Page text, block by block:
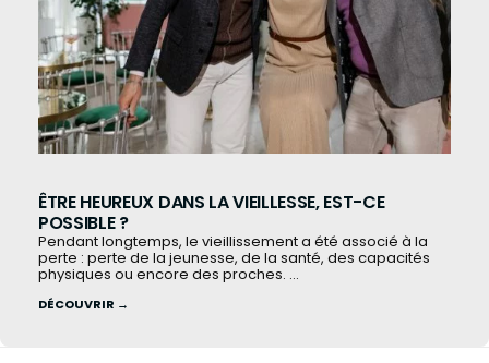
ÊTRE HEUREUX DANS LA VIEILLESSE, EST-CE
POSSIBLE ?
Pendant longtemps, le vieillissement a été associé à la
perte : perte de la jeunesse, de la santé, des capacités
physiques ou encore des proches. ...
DÉCOUVRIR →